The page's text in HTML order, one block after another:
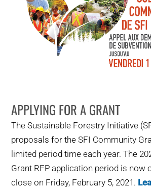
APPLYING FOR A GRANT
The Sustainable Forestry Initiative
proposals for the SFI Community
limited period time each year. The
Grant RFP application period is now
close on Friday, February 5, 2021.